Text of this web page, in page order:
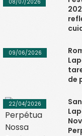
08/07/2026
de
09/06/2026
22/04/2026